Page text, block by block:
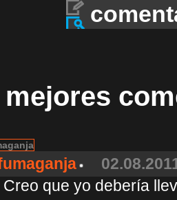
mejores
Creo que yo debería